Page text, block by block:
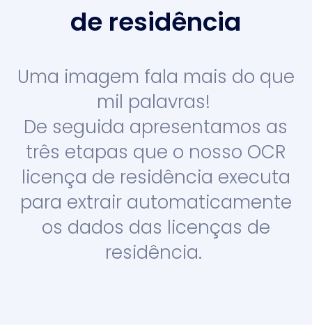
de residência
Uma imagem fala mais do que
mil palavras!
De seguida apresentamos as
três etapas que o nosso OCR
licença de residência executa
para extrair automaticamente
os dados das licenças de
residência.